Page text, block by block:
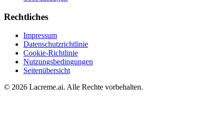
Rechtliches
Impressum
Datenschutzrichtlinie
Cookie-Richtlinie
Nutzungsbedingungen
Seitenübersicht
© 2026 Lacreme.ai. Alle Rechte vorbehalten.